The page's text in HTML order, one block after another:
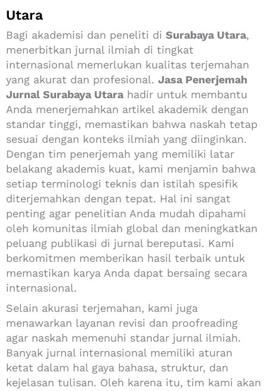
Utara
Bagi akademisi dan peneliti di Surabaya Utara,
menerbitkan jurnal ilmiah di tingkat
internasional memerlukan kualitas terjemahan
yang akurat dan profesional. Jasa Penerjemah
Jurnal Surabaya Utarahadir untuk membantu
Anda menerjemahkan artikel akademik dengan
standar tinggi, memastikan bahwa naskah tetap
sesuai dengan konteks ilmiah yang diinginkan.
Dengan tim penerjemah yang memiliki latar
belakang akademis kuat, kami menjamin bahwa
setiap terminologi teknis dan istilah spesifik
diterjemahkan dengan tepat. Hal ini sangat
penting agar penelitian Anda mudah dipahami
oleh komunitas ilmiah global dan meningkatkan
peluang publikasi di jurnal bereputasi. Kami
berkomitmen memberikan hasil terbaik untuk
memastikan karya Anda dapat bersaing secara
internasional.
Selain akurasi terjemahan, kami juga
menawarkan layanan revisi dan proofreading
agar naskah memenuhi standar jurnal ilmiah.
Banyak jurnal internasional memiliki aturan
ketat dalam hal gaya bahasa, struktur, dan
kejelasan tulisan. Oleh karena itu, tim kami akan